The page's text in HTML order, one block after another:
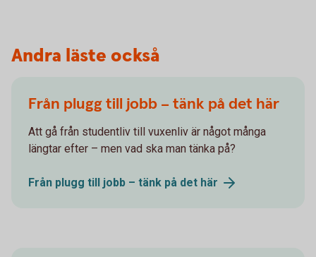
Andra läste också
Från plugg till jobb – tänk på det här
Att gå från studentliv till vuxenliv är något många
längtar efter – men vad ska man tänka på?
Från plugg till jobb – tänk på det här